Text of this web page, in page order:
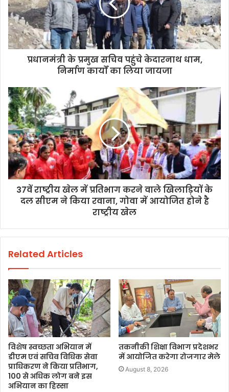
प्रधानमंत्री के प्रमुख सचिव पहुंचे केदारनाथ धाम,
निर्माण कार्यों का लिया जायजा
37वें राष्ट्रीय खेल में प्रतिभाग करने वाले खिलाड़ियों के
दल सीएम ने किया रवाना, गोवा में आयोजित होने है
राष्ट्रीय खेल
Related Articles
विशेष स्वच्छता अभियान में
डीएम एवं सचिव विधिक सेवा
प्राधिकरण ने किया प्रतिभाग,
100 से अधिक लोग बने इस
अभियान का हिस्सा
तकनीकी शिक्षा विभाग प्रदेशभर
में आयोजित करेगा रोजगार मेले
August 8, 2026